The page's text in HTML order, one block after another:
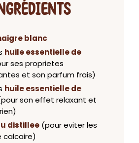
blanc
huile essentielle de
ses proprietes
et son parfum frais)
huile essentielle de
son effet relaxant et
distillee (pour eviter les
calcaire)